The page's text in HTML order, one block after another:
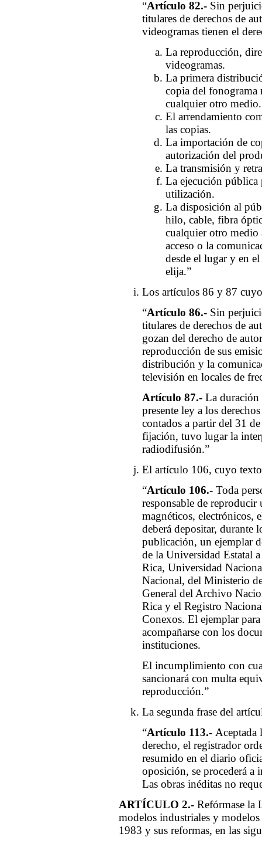
“Artículo 82.- Sin
titulares de derechos de
videogramas tienen el
La reproducción,
videogramas.
La primera
copia del fonograma
cualquier otro medio.
El arrendamiento
las copias.
La importación de
autorización del
La transmisión y
La ejecución
utilización.
La disposición al
hilo, cable, fibra
cualquier otro
acceso o la
desde el lugar y en
elija.”
Los artículos 86 y 87
“Artículo 86.- Sin
titulares de derechos de
gozan del derecho de
reproducción de sus
distribución y la
televisión en locales de
Artículo 87.- La duración
presente ley a los
contados a partir del 31
fijación, tuvo lugar la
radiodifusión.”
El artículo 106, cuyo
“Artículo 106.- Toda
responsable de
magnéticos, electrónicos,
deberá depositar, durante
publicación, un ejemplar
de la Universidad Estatal
Rica, Universidad
Nacional, del Ministerio
General del Archivo
Rica y el Registro
Conexos. El ejemplar
acompañarse con los
instituciones.
El incumplimiento con
sancionará con multa
reproducción.”
La segunda frase del
“Artículo 113.- Aceptada
derecho, el registrador
resumido en el diario
oposición, se procederá a
Las obras inéditas no
ARTÍCULO 2.- Refórmase la
modelos industriales y
1983 y sus reformas, en las